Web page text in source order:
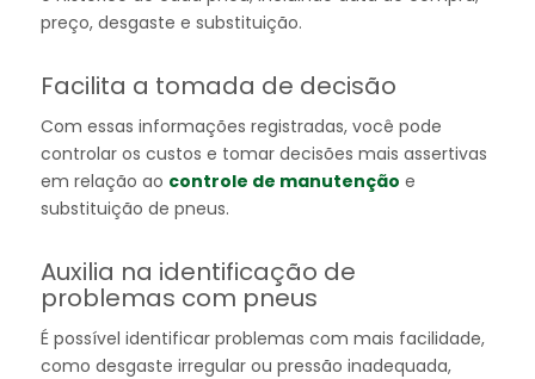
preço, desgaste e substituição.
Facilita a tomada de decisão
Com essas informações registradas, você pode
controlar os custos e tomar decisões mais assertivas
em relação ao controle de manutenção e
substituição de pneus.
Auxilia na identificação de
problemas com pneus
É possível identificar problemas com mais facilidade,
como desgaste irregular ou pressão inadequada,